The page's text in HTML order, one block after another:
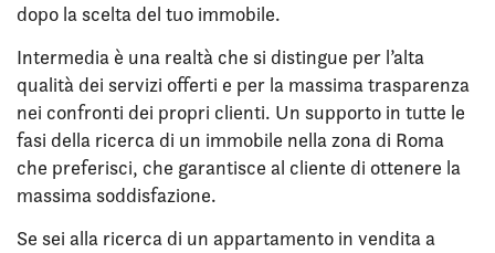
dopo la scelta del tuo immobile.
Intermedia è una realtà che si distingue per l’alta
qualità dei servizi offerti e per la massima trasparenza
nei confronti dei propri clienti. Un supporto in tutte le
fasi della ricerca di un immobile nella zona di Roma
che preferisci, che garantisce al cliente di ottenere la
massima soddisfazione.
Se sei alla ricerca di un appartamento in vendita a